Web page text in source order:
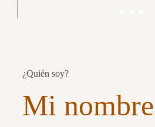
¿Quién soy?
Mi